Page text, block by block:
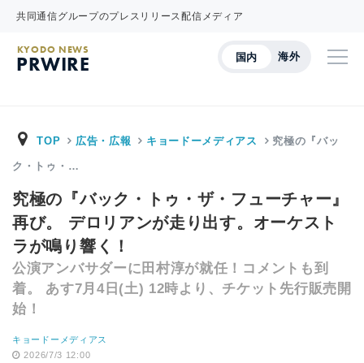
共同通信グループのプレスリリース配信メディア
国内 海外
KYODO NEWS
PRWIRE
TOP 広告・広報 キョードーメディアス 究極の『バッ
ク・トゥ・…
究極の『バック・トゥ・ザ・フューチャー』
再び。 デロリアンが走り出す。オーケスト
ラが鳴り響く！
公演アンバサダーに田村淳が就任！コメントも到
着。 あす7月4日(土) 12時より、チケット先行販売開
始！
キョードーメディアス
2026/7/3 12:00